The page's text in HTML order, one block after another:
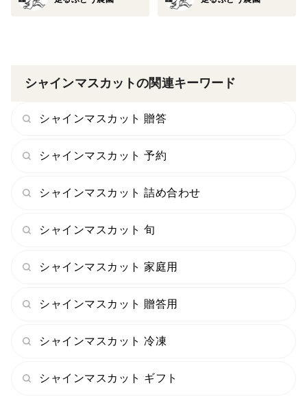
シャインマスカットの関連キーワード
シャインマスカット 贈答
シャインマスカット 予約
シャインマスカット 詰め合わせ
シャインマスカット 旬
シャインマスカット 家庭用
シャインマスカット 贈答用
シャインマスカット 冷凍
シャインマスカット ギフト